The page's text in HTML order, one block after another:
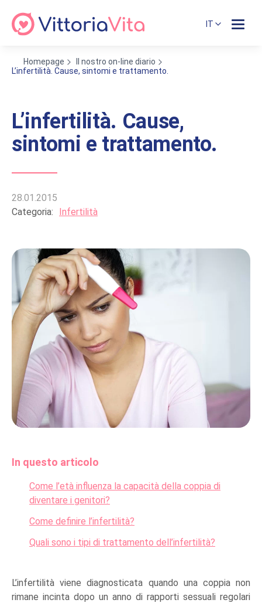
IT
Homepage
Il nostro on-line diario
L’infertilità. Cause, sintomi e trattamento.
L’infertilità. Cause,
sintomi e trattamento.
28.01.2015
Categoria:
Infertilità
In questo articolo
Come l’età influenza la capacità della coppia di
diventare i genitori?
Come definire l’infertilità?
Quali sono i tipi di trattamento dell’infertilità?
L’infertilità viene diagnosticata quando una coppia non
rimane incinta dopo un anno di rapporti sessuali regolari